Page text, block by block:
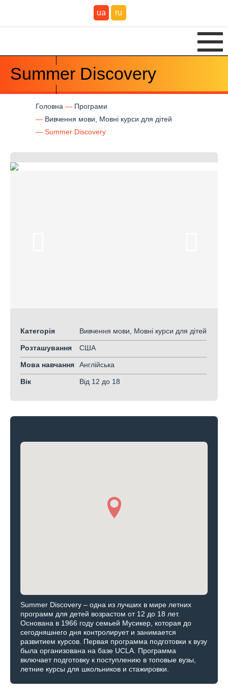
ua ru
Summer Discovery
Головна
Програми
Вивчення мови, Мовні курси для дітей
Summer Discovery
Категорія Вивчення мови, Мовні курси для дітей
Розташування США
Мова навчання Англійська
Вік Від 12 до 18
Summer Discovery – одна из лучших в мире летних
программ для детей возрастом от 12 до 18 лет.
Основана в 1966 году семьей Мусикер, которая до
сегодняшнего дня контролирует и занимается
развитием курсов. Первая программа подготовки к вузу
была организована на базе UCLA. Программа
включает подготовку к поступлению в топовые вузы,
летние курсы для школьников и стажировки.